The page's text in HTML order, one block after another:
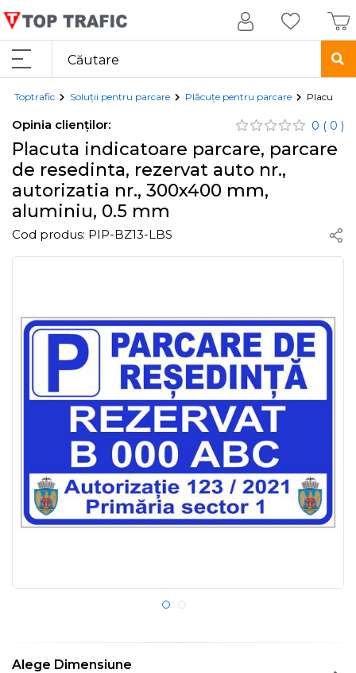
Toptrafic Soluții pentru parcare Plăcuțe pentru parcare Placuta
Opinia clienților: 0 ( 0 )
Placuta indicatoare parcare, parcare
de resedinta, rezervat auto nr.,
autorizatia nr., 300x400 mm,
aluminiu, 0.5 mm
Cod produs: PIP-BZ13-LBS
Alege Dimensiune